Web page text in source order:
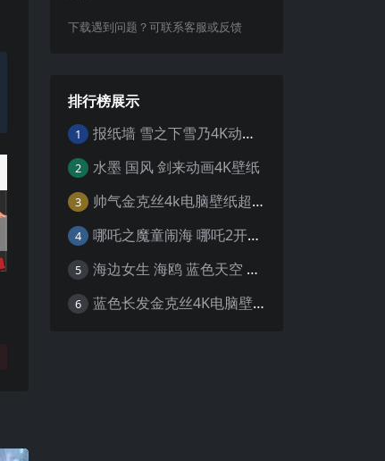
下载遇到问题？可联系客服或反馈
排行榜展示
1 报纸墙 雪之下雪乃4K动漫壁纸
2 水墨 国风 剑来动画4K壁纸
3 帅气金克丝4k电脑壁纸超清
4 哪吒之魔童闹海 哪吒2开场4K壁纸
5 海边女生 海鸥 蓝色天空 4K壁纸
6 蓝色长发金克丝4K电脑壁纸